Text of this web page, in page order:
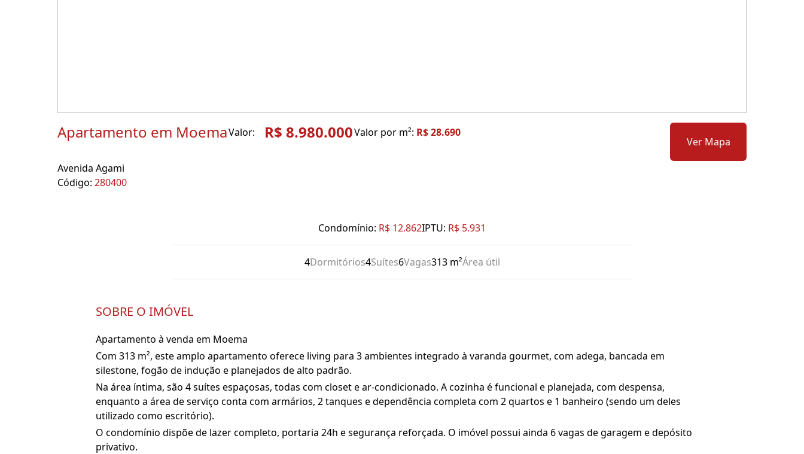
Apartamento em MoemaValor: R$ 8.980.000Valor por m²: R$ 28.690
Avenida Agami
Código: 280400
Ver Mapa
Condomínio: R$ 12.862IPTU: R$ 5.931
4Dormitórios4Suítes6Vagas313 m²Área útil
SOBRE O IMÓVEL
Apartamento à venda em Moema
Com 313 m², este amplo apartamento oferece living para 3 ambientes integrado à varanda gourmet, com adega, bancada em
silestone, fogão de indução e planejados de alto padrão.
Na área íntima, são 4 suítes espaçosas, todas com closet e ar-condicionado. A cozinha é funcional e planejada, com despensa,
enquanto a área de serviço conta com armários, 2 tanques e dependência completa com 2 quartos e 1 banheiro (sendo um deles
utilizado como escritório).
O condomínio dispõe de lazer completo, portaria 24h e segurança reforçada. O imóvel possui ainda 6 vagas de garagem e depósito
privativo.